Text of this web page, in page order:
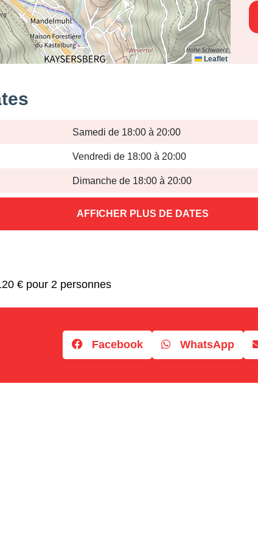
Leaflet
Samedi de 18:00 à 20:00
Vendredi de 18:00 à 20:00
Dimanche de 18:00 à 20:00
AFFICHER PLUS DE DATES
€ pour 2 personnes
Facebook WhatsApp